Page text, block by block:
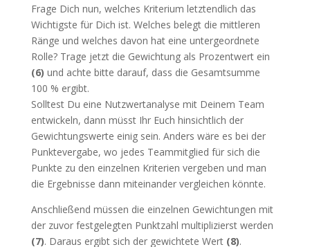
Frage Dich nun, welches Kriterium letztendlich das
Wichtigste für Dich ist. Welches belegt die mittleren
Ränge und welches davon hat eine untergeordnete
Rolle? Trage jetzt die Gewichtung als Prozentwert ein
(6) und achte bitte darauf, dass die Gesamtsumme
100 % ergibt.
Solltest Du eine Nutzwertanalyse mit Deinem Team
entwickeln, dann müsst Ihr Euch hinsichtlich der
Gewichtungswerte einig sein. Anders wäre es bei der
Punktevergabe, wo jedes Teammitglied für sich die
Punkte zu den einzelnen Kriterien vergeben und man
die Ergebnisse dann miteinander vergleichen könnte.
Anschließend müssen die einzelnen Gewichtungen mit
der zuvor festgelegten Punktzahl multiplizierst werden
(7). Daraus ergibt sich der gewichtete Wert (8).